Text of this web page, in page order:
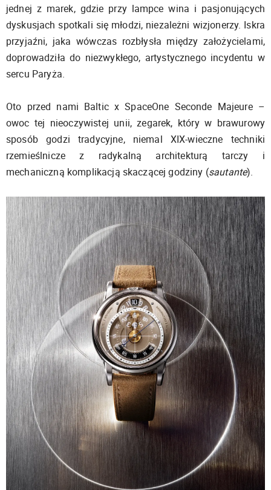
jednej z marek, gdzie przy lampce wina i pasjonujących
dyskusjach spotkali się młodzi, niezależni wizjonerzy. Iskra
przyjaźni, jaka wówczas rozbłysła między założycielami,
doprowadziła do niezwykłego, artystycznego incydentu w
sercu Paryża.
Oto przed nami Baltic x SpaceOne Seconde Majeure –
owoc tej nieoczywistej unii, zegarek, który w brawurowy
sposób godzi tradycyjne, niemal XIX-wieczne techniki
rzemieślnicze z radykalną architekturą tarczy i
mechaniczną komplikacją skaczącej godziny (sautante).